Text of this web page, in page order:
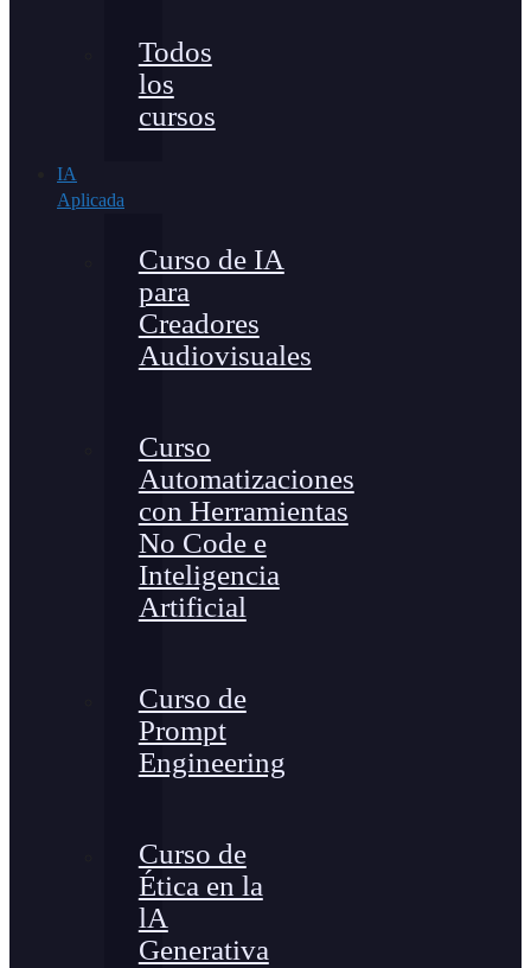
Todos
los
cursos
IA
Aplicada
Curso de IA
para
Creadores
Audiovisuales
Curso
Automatizaciones
con Herramientas
No Code e
Inteligencia
Artificial
Curso de
Prompt
Engineering
Curso de
Ética en la
lA
Generativa